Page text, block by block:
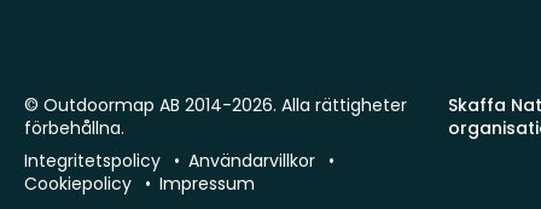
Skaffa
© Outdoormap AB 2014-2026. Alla rättigheter
förbehållna.
Integritetspolicy
Användarvillkor
Cookiepolicy
Impressum